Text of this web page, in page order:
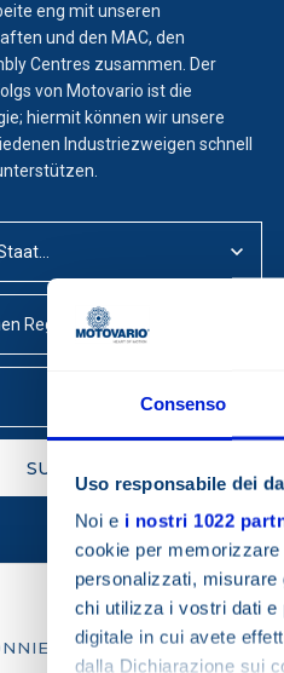
Consenso
Uso responsabile dei
Noi e i nostri 1022
cookie per
personalizzati,
chi utilizza i vostri dati
digitale in cui avete
dalla Dichiarazione sui
Pujol
MAC werden -
centre
Ethikkodex und
Zertifizierungen
Zertifizierungen
Arbeiten Sie mit
- S Series
- HPL Series
Duty Getriebe - MHD Series
- VSF Series
eng mit unseren
und den MAC, den
Centres zusammen. Der
von Motovario ist die
hiermit können wir unsere
Industriezweigen schnell
SUCHEN
SIE UNSEREN